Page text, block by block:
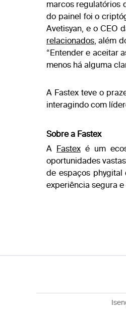
marcos regulatórios
do painel foi o
Avetisyan, e o CEO
relacionados, além
“Entender e aceitar
menos há alguma
A Fastex teve o
interagindo com
Sobre a Fastex
A
Fastexé um
oportunidades
de espaços phygital
experiência segura